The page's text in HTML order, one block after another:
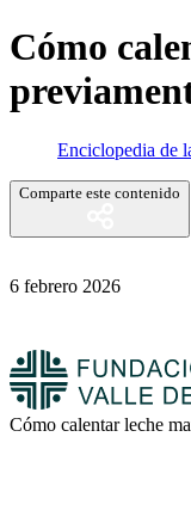
Cómo
Enciclopedia de
Comparte este contenido
6 febrero 2026
Cómo calentar leche